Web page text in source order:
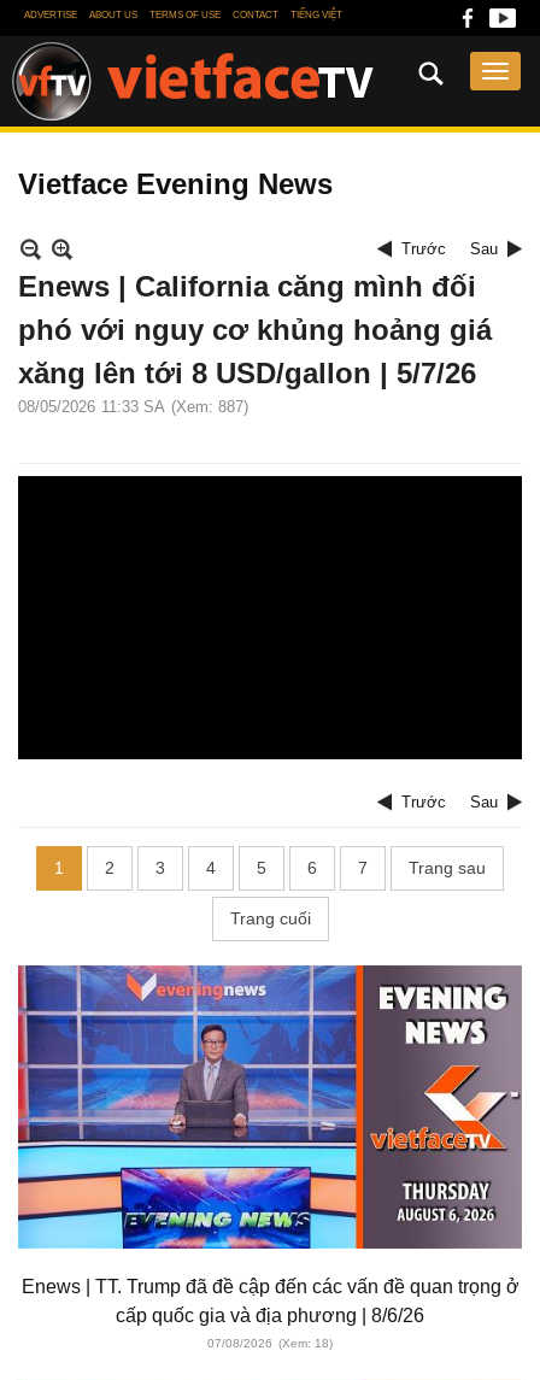
ADVERTISE ABOUT US TERMS OF USE CONTACT TIẾNG VIỆT
Vietface Evening News
Trước Sau
Enews | California căng mình đối
phó với nguy cơ khủng hoảng giá
xăng lên tới 8 USD/gallon | 5/7/26
08/05/2026 11:33 SA (Xem: 887)
Trước Sau
1 2 3 4 5 6 7 Trang sau
Trang cuối
Enews | TT. Trump đã đề cập đến các vấn đề quan trọng ở
cấp quốc gia và địa phương | 8/6/26
07/08/2026 (Xem: 18)